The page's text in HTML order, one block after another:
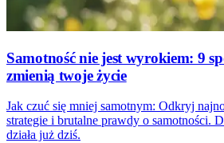
Samotność nie jest wyrokiem: 9
zmienią twoje życie
Jak czuć się mniej samotnym: Odkryj
strategie i brutalne prawdy o samotności.
działa już dziś.